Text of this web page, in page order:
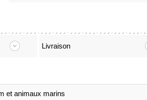
Livraison
et animaux marins